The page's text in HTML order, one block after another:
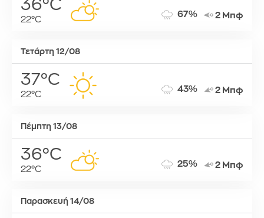
36°C
22°C
67% 2 Μπφ
Τετάρτη 12/08
37°C
22°C
43% 2 Μπφ
Πέμπτη 13/08
36°C
22°C
25% 2 Μπφ
Παρασκευή 14/08